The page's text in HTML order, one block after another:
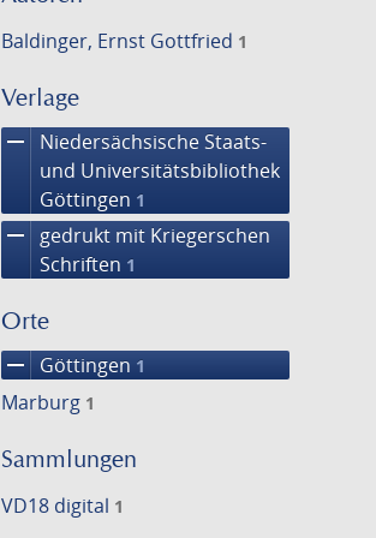
Baldinger, Ernst Gottfried 1
Verlage
remove
Niedersächsische Staats-
und Universitätsbibliothek
Göttingen 1
remove
gedrukt mit Kriegerschen
Schriften 1
Orte
remove Göttingen 1
Marburg 1
Sammlungen
VD18 digital 1